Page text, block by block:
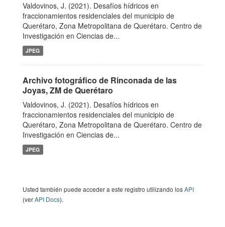
Valdovinos, J. (2021). Desafíos hídricos en
fraccionamientos residenciales del municipio de
Querétaro, Zona Metropolitana de Querétaro. Centro de
Investigación en Ciencias de...
JPEG
Archivo fotográfico de Rinconada de las
Joyas, ZM de Querétaro
Valdovinos, J. (2021). Desafíos hídricos en
fraccionamientos residenciales del municipio de
Querétaro, Zona Metropolitana de Querétaro. Centro de
Investigación en Ciencias de...
JPEG
Usted también puede acceder a este registro utilizando losAPI
(verAPI Docs).